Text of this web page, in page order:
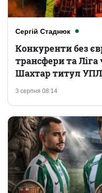
Сергій Стаднюк
3 серпня 08:14
Конкуренти без
трансфери та
Шахтар титул УПЛ